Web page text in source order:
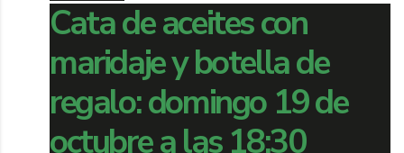
Cata de aceites con
maridaje y botella de
regalo: domingo 19 de
octubre a las 18:30